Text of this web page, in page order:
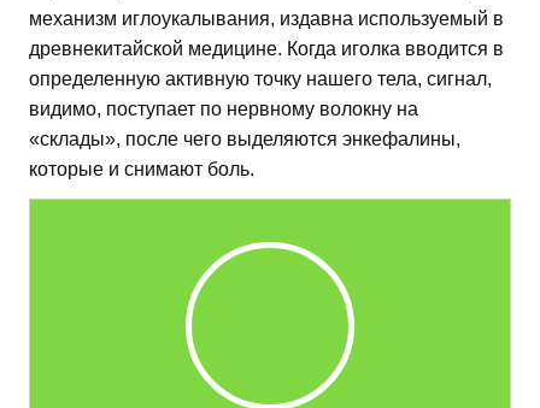
механизм иглоукалывания, издавна используемый в
древнекитайской медицине. Когда иголка вводится в
определенную активную точку нашего тела, сигнал,
видимо, поступает по нервному волокну на
«склады», после чего выделяются энкефалины,
которые и снимают боль.